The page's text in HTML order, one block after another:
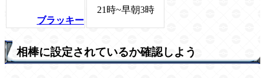
ブラッキー
21時~早朝3時
相棒に設定されているか確認しよう